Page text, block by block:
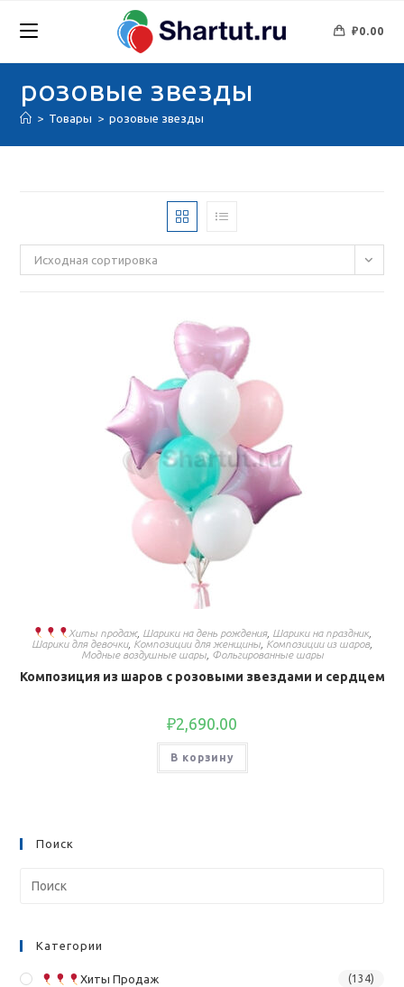
₽0.00
розовые звезды
> Товары > розовые звезды
Исходная сортировка
Хиты продаж, Шарики на день рождения, Шарики на праздник,
Шарики для девочки, Композиции для женщины Композиции из шаров,
Модные воздушные шары, Фольгированные шары
Композиция из шаров с розовыми звездами и сердцем
₽2,690.00
В корзину
Поиск
Категории
Хиты Продаж (134)